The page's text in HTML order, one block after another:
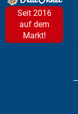
Seit 2016
auf dem
Markt!